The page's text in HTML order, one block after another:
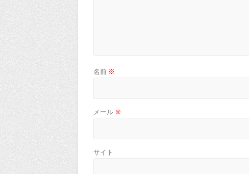
名前 ※
メール ※
サイト